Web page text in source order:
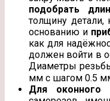
подобрать
толщину детали,
основанию и
как для
должен войти в
Диаметры
мм с шагом 0.5
Для оконного